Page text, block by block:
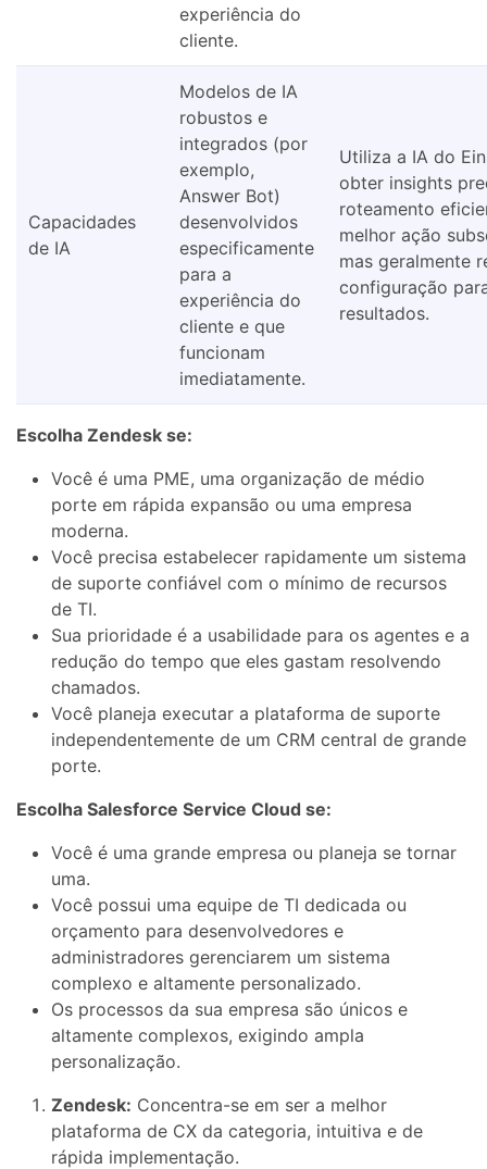
experiência do
cliente.
Capacidades
de IA
Modelos de IA
robustos e
integrados (por
exemplo,
Answer Bot)
desenvolvidos
especificamente
para a
experiência do
cliente e que
funcionam
imediatamente.
Utiliza a IA do
obter insights
roteamento
melhor ação
mas geralmente
configuração
resultados.
Escolha Zendesk se:
Você é uma PME, uma organização de médio
porte em rápida expansão ou uma empresa
moderna.
Você precisa estabelecer rapidamente um sistema
de suporte confiável com o mínimo de recursos
de TI.
Sua prioridade é a usabilidade para os agentes e a
redução do tempo que eles gastam resolvendo
chamados.
Você planeja executar a plataforma de suporte
independentemente de um CRM central de grande
porte.
Escolha Salesforce Service Cloud se:
Você é uma grande empresa ou planeja se tornar
uma.
Você possui uma equipe de TI dedicada ou
orçamento para desenvolvedores e
administradores gerenciarem um sistema
complexo e altamente personalizado.
Os processos da sua empresa são únicos e
altamente complexos, exigindo ampla
personalização.
Zendesk: Concentra-se em ser a melhor
plataforma de CX da categoria, intuitiva e de
rápida implementação.